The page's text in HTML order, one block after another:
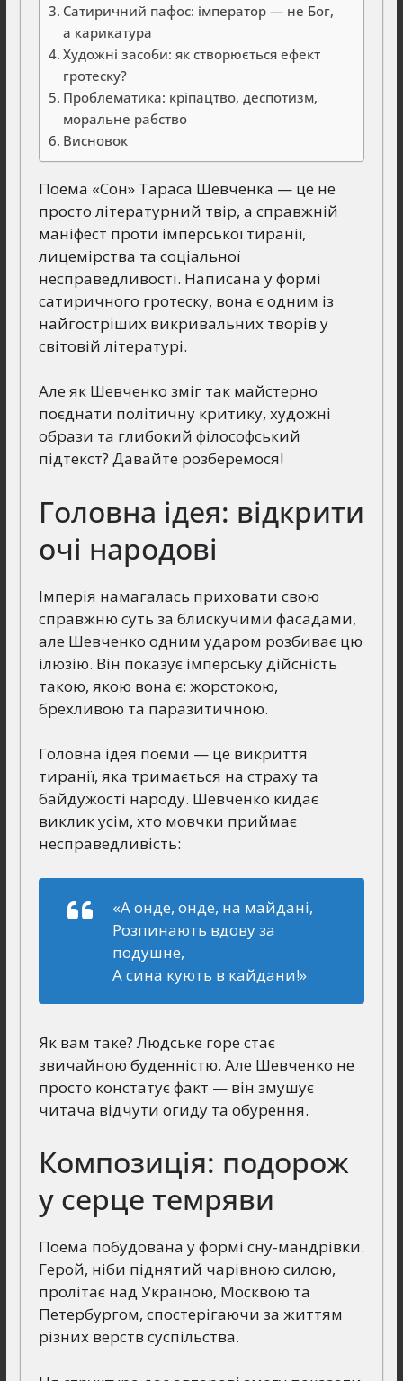
Сатиричний пафос: імператор — не Бог,
а карикатура
Художні засоби: як створюється ефект
гротеску?
Проблематика: кріпацтво, деспотизм,
моральне рабство
Висновок
Поема «Сон» Тараса Шевченка — це не
просто літературний твір, а справжній
маніфест проти імперської тиранії,
лицемірства та соціальної
несправедливості. Написана у формі
сатиричного гротеску, вона є одним із
найгостріших викривальних творів у
світовій літературі.
Але як Шевченко зміг так майстерно
поєднати політичну критику, художні
образи та глибокий філософський
підтекст? Давайте розберемося!
Головна ідея: відкрити
очі народові
Імперія намагалась приховати свою
справжню суть за блискучими фасадами,
але Шевченко одним ударом розбиває цю
ілюзію. Він показує імперську дійсність
такою, якою вона є: жорстокою,
брехливою та паразитичною.
Головна ідея поеми — це викриття
тиранії, яка тримається на страху та
байдужості народу. Шевченко кидає
виклик усім, хто мовчки приймає
несправедливість:
«А онде, онде, на майдані,
Розпинають вдову за
подушне,
А сина кують в кайдани!»
Як вам таке? Людське горе стає
звичайною буденністю. Але Шевченко не
просто констатує факт — він змушує
читача відчути огиду та обурення.
Композиція: подорож
у серце темряви
Поема побудована у формі сну-мандрівки.
Герой, ніби піднятий чарівною силою,
пролітає над Україною, Москвою та
Петербургом, спостерігаючи за життям
різних верств суспільства.